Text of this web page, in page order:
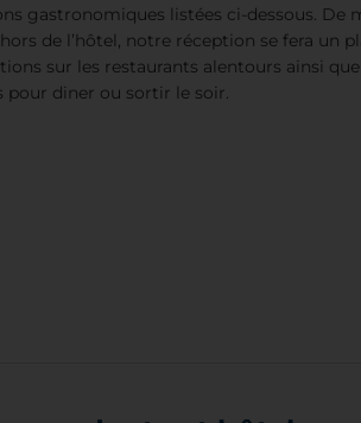
gastronomiques listées ci-dessous. De
de l’hôtel, notre réception se fera un
sur les restaurants alentours ainsi
pour diner ou sortir le soir.